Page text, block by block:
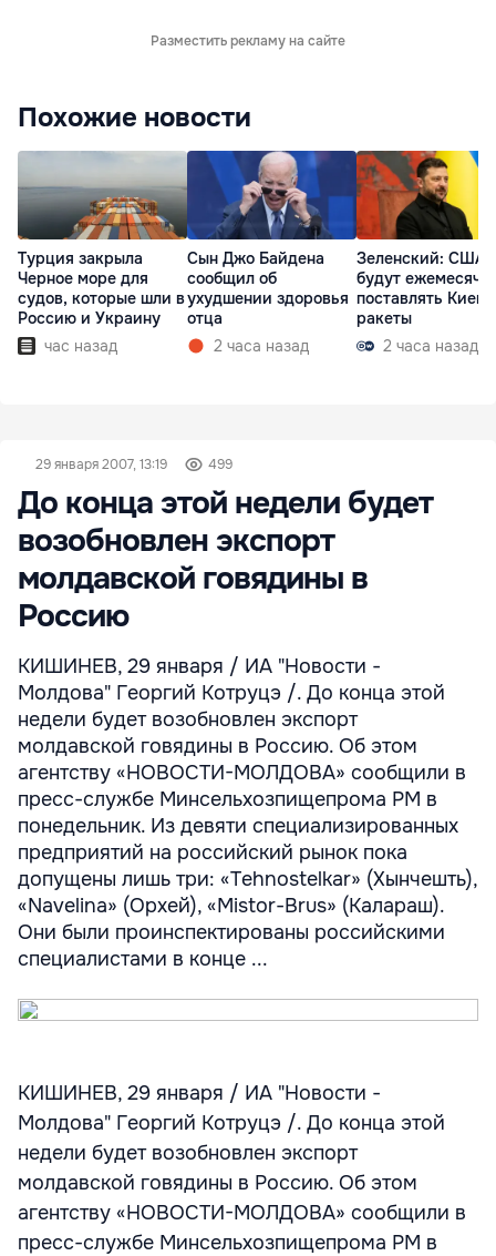
Разместить рекламу на сайте
Похожие новости
Турция закрыла
Черное море для
судов, которые шли в
Россию и Украину
час назад
Сын Джо Байдена
сообщил об
ухудшении здоровья
отца
2 часа назад
Зеленский: США
будут
поставлять Киеву
ракеты
2 часа назад
29 января 2007, 13:19 499
До конца этой недели будет
возобновлен экспорт
молдавской говядины в
Россию
КИШИНЕВ, 29 января / ИА "Новости -
Молдова" Георгий Котруцэ /. До конца этой
недели будет возобновлен экспорт
молдавской говядины в Россию. Об этом
агентству «НОВОСТИ-МОЛДОВА» сообщили в
пресс-службе Минсельхозпищепрома РМ в
понедельник. Из девяти специализированных
предприятий на российский рынок пока
допущены лишь три: «Tehnostelkar» (Хынчешть),
«Navelina» (Орхей), «Mistor-Brus» (Калараш).
Они были проинспектированы российскими
специалистами в конце ...
КИШИНЕВ, 29 января / ИА "Новости -
Молдова" Георгий Котруцэ /. До конца этой
недели будет возобновлен экспорт
молдавской говядины в Россию. Об этом
агентству «НОВОСТИ-МОЛДОВА» сообщили в
пресс-службе Минсельхозпищепрома РМ в